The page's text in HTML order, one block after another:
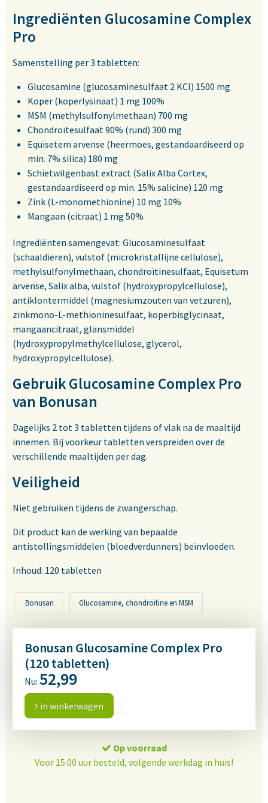
Ingrediënten Glucosamine Complex
Pro
Samenstelling per 3 tabletten:
Glucosamine (glucosaminesulfaat 2 KCI) 1500 mg
Koper (koperlysinaat) 1 mg 100%
MSM (methylsulfonylmethaan) 700 mg
Chondroïtesulfaat 90% (rund) 300 mg
Equisetem arvense (heermoes, gestandaardiseerd op
min. 7% silica) 180 mg
Schietwilgenbast extract (Salix Alba Cortex,
gestandaardiseerd op min. 15% salicine) 120 mg
Zink (L-monomethionine) 10 mg 10%
Mangaan (citraat) 1 mg 50%
Ingrediënten samengevat: Glucosaminesulfaat
(schaaldieren), vulstof (microkristallijne cellulose),
methylsulfonylmethaan, chondroïtinesulfaat, Equisetum
arvense, Salix alba, vulstof (hydroxypropylcellulose),
antiklontermiddel (magnesiumzouten van vetzuren),
zinkmono-L-methioninesulfaat, koperbisglycinaat,
mangaancitraat, glansmiddel
(hydroxypropylmethylcellulose, glycerol,
hydroxypropylcellulose).
Gebruik Glucosamine Complex Pro
van Bonusan
Dagelijks 2 tot 3 tabletten tijdens of vlak na de maaltijd
innemen. Bij voorkeur tabletten verspreiden over de
verschillende maaltijden per dag.
Veiligheid
Niet gebruiken tijdens de zwangerschap.
Dit product kan de werking van bepaalde
antistollingsmiddelen (bloedverdunners) beïnvloeden.
Inhoud: 120 tabletten
Bonusan Glucosamine, chondroïtine en MSM
Bonusan Glucosamine Complex Pro
(120 tabletten)
Nu: 52,99
in winkelwagen
Op voorraad
Voor 15:00 uur besteld, volgende werkdag in huis!